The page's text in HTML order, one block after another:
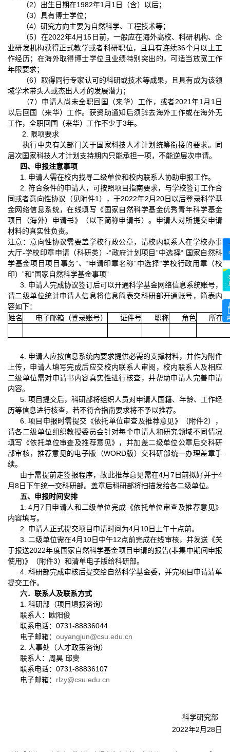
（2）出生日期在1982年1 月 1 日（含）以后；
（3）具有博士学位；
（4）研究方向主要为自然科学、工程技术等；
（5）在2022年4月 15 日前，一般应在海外高校、科研机构、企
业研发机构获得正式教学或者科研职位，且具有连续36个月以上工
作经历；在海外取得博士学位且业绩特别突出的，可适当放宽工作
年限要求；
（6）取得同行专家认可的科研或技术等成果，且具有成为该领
域学术带头人或杰出人才的发展潜力；
（7）申请人尚未全职回国（来华）工作，或者2021年1 月 1 日
以后回国（来华）工作。获资助通知后须辞去海外工作或在海外无
工作，全职回国（来华）工作不少于3年。
2.
限项要求
执行中央有关部门关于国家科技人才计划统筹衔接的要求。同
层次国家科技人才计划支持期内只能承担一项，不能逆层次申请。
四、申报注意事项
1. 申请人需在校内找寻二级单位和校内联系人协助申报工作。
2. 符合条件的申请人，可按照项目指南要求，与学校签订工作合
同或者意向性协议（见附件1），于2022年2月 20日以后登录科学基
金网络信息系统，在线填写《国家自然科学基金优秀青年科学基金
项目（海外）申请书》（以下简称申请书）。申请人对所提交申请
材料的真实性负责。
注意：意向性协议需要盖学校行政公章，请校内联系人在学校办事
大厅-学校印章申请（科研类）-“政府计划项目”中选择“ 国家自然科
学基金项目项目事务”、“申请印章名称”中选择“学校行政用章（校
印）”和“国家自然科学基金事项”
3. 申请人完成协议签订后可以开通科学基金网络信息系统账号，
请二级单位统计申请人信息将信息简表交科研部开通账号，简表内
容如下：
姓名
电子邮箱（登录账号） 证件号 职称 角色 所在
4. 申请人应按信息系统内要求提供必需的支撑材料，并作为附件
上传，申请人填写完成后应交校内联系人审阅，校内联系人及相应
二级单位需对申请书内容真实性进行核查，并帮助申请人完善申请
内容。
5. 项目提交后，科研部将组织人员对申请人国籍、年龄、工作经
历等信息进行核查，若不符合指南要求将不予以推荐。
6.项目申报时需提交《依托单位审查及推荐意见》（附件2），
请各二级单位组织教授委员会针对每个申请人和研究领域不同情况
填写《依托单位审查及推荐意见》，并加盖二级单位公章后交科研
部审核，推荐意见的电子版（WORD版）交科研部统一办理盖章手
续。
由于需提前走签报程序，故此推荐意见需在4月 7 日前拟好并于4
月8日下午统一交科研部。盖章后科研部将扫描发给各二级单位。
五、申报时间安排
1. 4月7 日申请人和二级单位完成《依托单位审查及推荐意见》
内容填写。
2. 申请人正式提交项目申请时间为4月 10日上午十点前。
3.
二级单位需在4月 10日中午12点前完成在线审核，并发送《关
于报送2022年度国家自然科学基金项目申请的报告(非集中期间申报
使用)》（附件3）和清单电子版给科研部。
4. 科研部完成审核后提交给自然科学基金委，并完项目申请清单
提交工作。
六．联系人及联系方式
1. 科研部（项目填报咨询）
联系人：欧阳俊
联系电话： 0731-88836044
电子邮箱： ouyangjun@csu.edu.cn
2.
人事处（人才政策咨询）
联系人：周昊 邱斐
联系电话： 0731-88836107
电子邮箱： rlzy@csu.edu.cn
科学研究部
2022年2月 28日